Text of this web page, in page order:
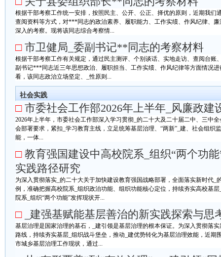
根据干部考察工作统一安排，按照民主、公开、公正、择优的原则，近期我们
查阅资料等方式，对***同志的政治素养、履职能力、工作实绩、作风纪律、
深入的考察。现将该同志综合考察情...
□ 市卫健局_委副书记**同志的考察材料
根据干部考察工作有关规定，通过民主测评、个别谈话、实地走访、查阅台账
副书记***同志近三年思想政治、履职担当、工作实绩、作风纪律等方面情况
看，该同志政治立场坚定、_性原则...
社会实践
□ 市委社会工作部2026年上半年_风廉政建
2026年上半年，市委社会工作部深入学习贯彻_的二十大及二十届二中、三中
会部署要求，紧扣_学习教育主线，立足统筹基层治理、“两新”_建、社会组织
能，一体...
□ 教育强国建设中高校院系_组织“两个功
实践路径研究
为深入贯彻落实_的二十大关于加快建设教育强国战略部署，全面落实新时代_
例，准确把握高校院系_组织政治功能、组织功能核心定位，持续夯实高校基
院系_组织“两个功能”发挥现状开...
□ _建强基赋能基层善治的新实践探索与思
基层治理是国家治理的基石，_建引领是基层治理的根本保证。为深入贯彻落
路线，持续夯实基层_组织战斗堡垒，推动_建优势转化为基层治理效能，近期
市城乡基层治理工作现状，通过...